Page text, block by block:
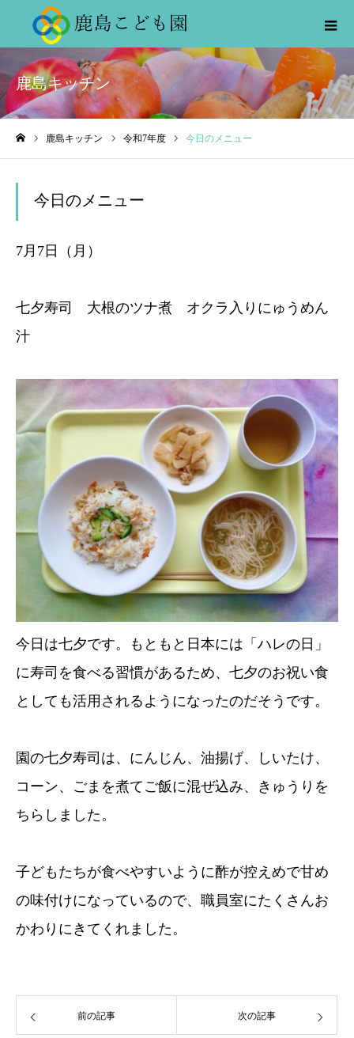
鹿島キッチン
鹿島キッチン 令和7年度 今日のメニュー
今日のメニュー
7月7日（月）
七夕寿司 大根のツナ煮 オクラ入りにゅうめん
汁
今日は七夕です。もともと日本には「ハレの日」
に寿司を食べる習慣があるため、七夕のお祝い食
としても活用されるようになったのだそうです。
園の七夕寿司は、にんじん、油揚げ、しいたけ、
コーン、ごまを煮てご飯に混ぜ込み、きゅうりを
ちらしました。
子どもたちが食べやすいように酢が控えめで甘め
の味付けになっているので、職員室にたくさんお
かわりにきてくれました。
前の記事 次の記事